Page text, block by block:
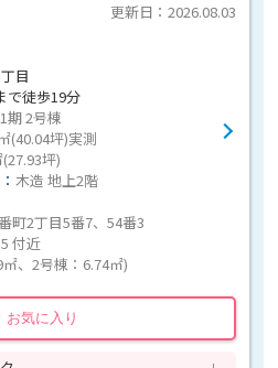
更新日：2026.08.03
目
で徒歩19分
期 2号棟
(40.04坪)実測
坪)
木造 地上2階
町2丁目5番7、54番3
付近
、2号棟：6.74㎡)
お気に入り